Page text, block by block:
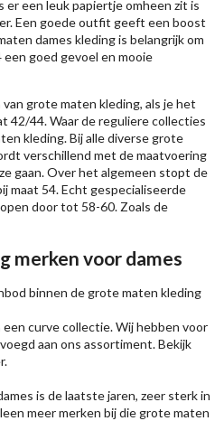
er een leuk papiertje omheen zit is
Een goede outfit geeft een boost
dames kleding is belangrijk om
goed gevoel en mooie
grote maten kleding, als je het
42/44. Waar de reguliere collecties
kleding. Bij alle diverse grote
verschillend met de maatvoering
gaan. Over het algemeen stopt de
maat 54. Echt gespecialiseerde
door tot 58-60. Zoals de
merken voor dames
binnen de grote maten kleding
curve collectie. Wij hebben voor
aan ons assortiment. Bekijk
is de laatste jaren, zeer sterk in
meer merken bij die grote maten